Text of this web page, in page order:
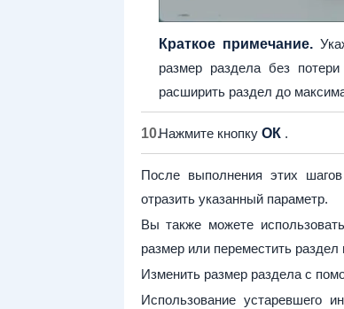
Краткое примечание.
размер раздела без
расширить раздел до
Нажмите кнопку ОК.
После выполнения этих
отразить указанный параметр.
Вы также можете
размер или переместить
Изменить размер раздела с
Использование устаревшего